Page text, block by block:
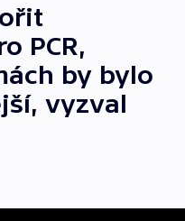
PCR,
by bylo
vyzval